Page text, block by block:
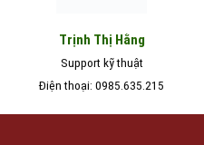
Trịnh Thị Hằng
Support kỹ thuật
Điện thoại: 0985.635.215